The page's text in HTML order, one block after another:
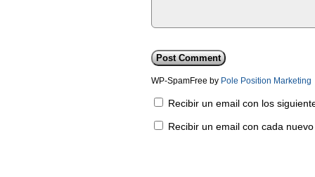
WP-SpamFree by Pole Position Marketing
Recibir un email con los
Recibir un email con cada